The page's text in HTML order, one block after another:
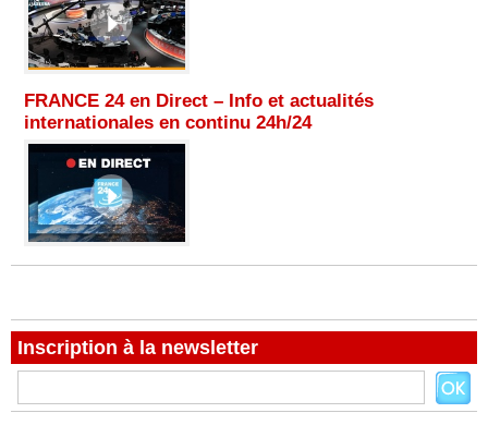
FRANCE 24 en Direct – Info et actualités
internationales en continu 24h/24
Inscription à la newsletter